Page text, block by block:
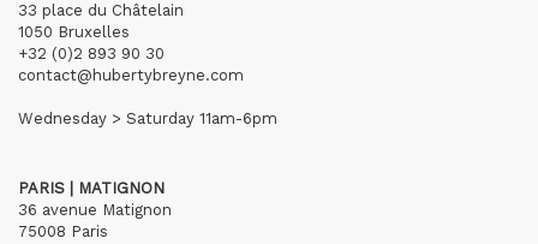
33 place du Châtelain
1050 Bruxelles
+32 (0)2 893 90 30
contact@hubertybreyne.com
Wednesday > Saturday 11am-6pm
PARIS | MATIGNON
36 avenue Matignon
75008 Paris